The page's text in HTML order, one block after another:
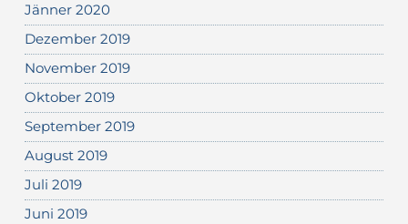
Jänner 2020
Dezember 2019
November 2019
Oktober 2019
September 2019
August 2019
Juli 2019
Juni 2019